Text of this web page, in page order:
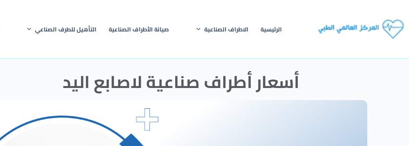
الرئيسية الاطراف الصناعية صيانة الأطراف الصناعية التأهيل للطرف الصناعي
أسعار أطراف صناعية لاصابع اليد